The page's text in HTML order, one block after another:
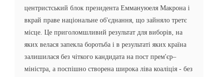
центристський блок президента Еммануюеля Макрона і
вкрай праве національне об'єднання, що зайняло третє
місце. Це приголомшливий результат для виборів, на
яких велася запекла боротьба і в результаті яких країна
залишилася без чіткого кандидата на пост прем'єр–
міністра, а поспішно створена широка ліва коаліція - без